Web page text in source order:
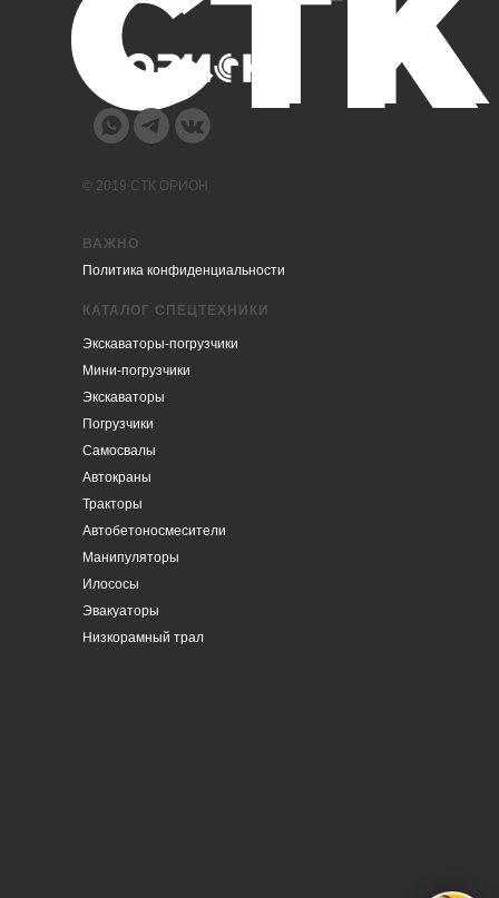
ВАЖНО
Политика конфиденциальности
КАТАЛОГ СПЕЦТЕХНИКИ
Экскаваторы-погрузчики
Мини-погрузчики
Экскаваторы
Погрузчики
Самосвалы
Автокраны
Тракторы
Автобетоносмесители
Манипуляторы
Илососы
Эвакуаторы
Низкорамный трал
© 2019 СТК ОРИОН